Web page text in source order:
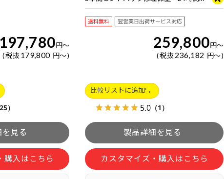
197,780円～
税抜 179,800 円～
）
購入はこちら
送料無料 翌営業日出荷サービス対応
259,800円～
税抜 236,182 円～
比較リストに追加
5.0 （1）
カスタマイズ・購入はこちら